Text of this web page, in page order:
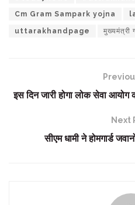
Cm Gram Sampark yojna
uttarakhandpage मुख्यमंत्री
इस दिन जारी होगा लोक सेवा आयोग
Next
सीएम धामी ने होमगार्ड